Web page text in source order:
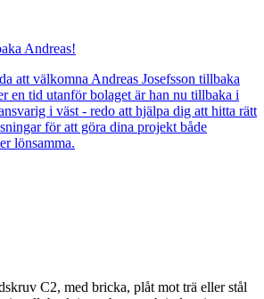
Andreas!
att välkomna Andreas Josefsson tillbaka
en tid utanför bolaget är han nu tillbaka i
i väst - redo att hjälpa dig att hitta rätt
för att göra dina projekt både
lönsamma.